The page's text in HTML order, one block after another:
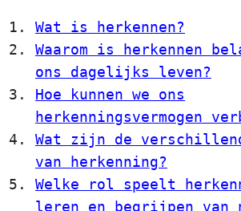
Wat is herkennen?
Waarom is herkennen
ons dagelijks leven?
Hoe kunnen we ons
herkenningsvermogen
Wat zijn de
van herkenning?
Welke rol speelt
leren en begrijpen van